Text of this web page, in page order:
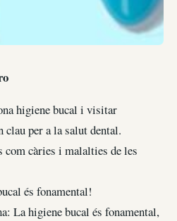
higiene bucal i visitar
per a la salut dental.
càries i malalties de les
és fonamental!
La higiene bucal és fonamental,